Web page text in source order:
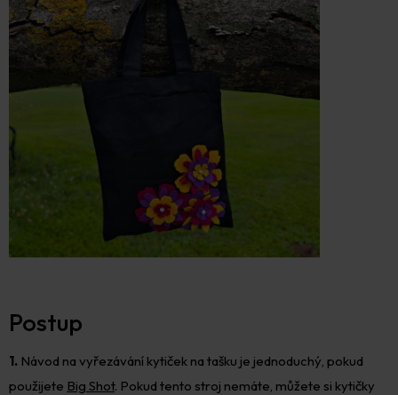
Postup
1. Návod na vyřezávání kytiček na tašku je jednoduchý, pokud
použijete Big Shot. Pokud tento stroj nemáte, můžete si kytičky